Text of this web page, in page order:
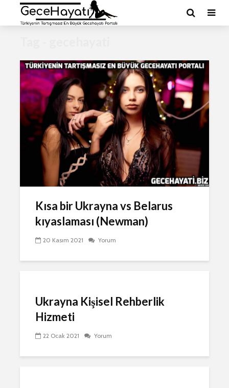
Kısa bir Ukrayna vs Belarus
kıyaslaması (Newman)
20 Kasım 2021 Yorum
Ukrayna Kişisel Rehberlik
Hizmeti
22 Ocak 2021 Yorum